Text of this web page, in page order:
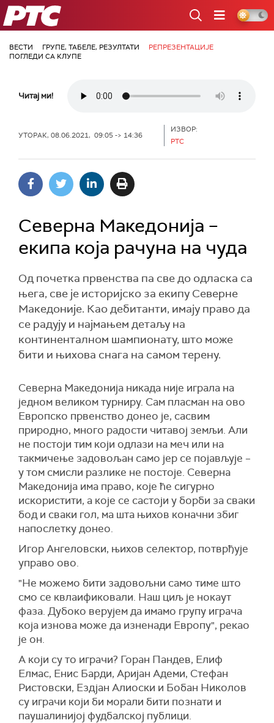
РТС
ВЕСТИ ГРУПЕ, ТАБЕЛЕ, РЕЗУЛТАТИ
РЕПРЕЗЕНТАЦИЈЕ
ПОГЛЕДИ СА КЛУПЕ
Читај ми!
УТОРАК, 08.06.2021, 09:05 -> 14:36
ИЗВОР:
РТС
Северна Македонија –
екипа која рачуна на чуда
Од почетка првенства па све до одласка са
њега, све је историјско за екипу Северне
Македоније. Као дебитанти, имају право да
се радују и најмањем детаљу на
континенталном шампионату, што може
бити и њихова снага на самом терену.
Северна Македонија никада није играла на
једном великом турниру. Сам пласман на ово
Европско првенство донео је, сасвим
природно, много радости читавој земљи. Али
не постоји тим који одлази на меч или на
такмичење задовољан само јер се појављује –
у том смисли разлике не постоје. Северна
Македонија има право, које ће сигурно
искористити, а које се састоји у борби за сваки
бод и сваки гол, ма шта њихов коначни збиг
напослетку донео.
Игор Ангеловски, њихов селектор, потврђује
управо ово.
"Не можемо бити задовољни само тиме што
смо се квлаификовали. Наш циљ је нокаут
фаза. Дубоко верујем да имамо групу играча
која изнова може да изненади Европу", рекао
је он.
А који су то играчи? Горан Пандев, Елиф
Елмас, Енис Барди, Аријан Адеми, Стефан
Ристовски, Ездјан Алиоски и Бобан Николов
су играчи који би морали бити познати и
паушалинијој фудбалској публици.